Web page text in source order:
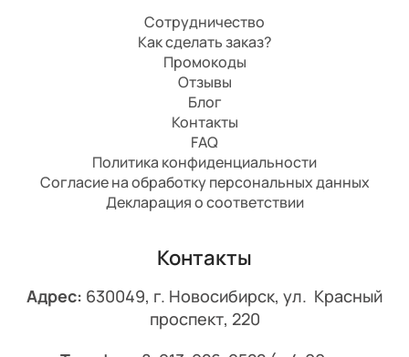
Сотрудничество
Как сделать заказ?
Промокоды
Отзывы
Блог
Контакты
FAQ
Политика конфиденциальности
Согласие на обработку персональных данных
Декларация о соответствии
Контакты
Адрес: 630049, г. Новосибирск, ул. Красный
проспект, 220